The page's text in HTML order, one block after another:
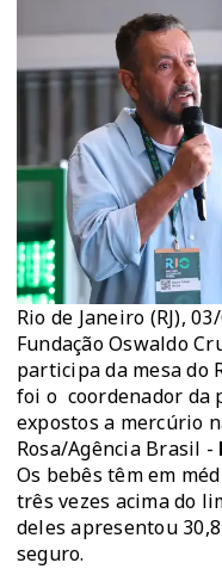
Rio de Janeiro (RJ),
Fundação Oswaldo
participa da mesa do
foi o coordenador da
expostos a mercúrio
Rosa/Agência Brasil -
Os bebês têm em
três vezes acima do
deles apresentou
seguro.